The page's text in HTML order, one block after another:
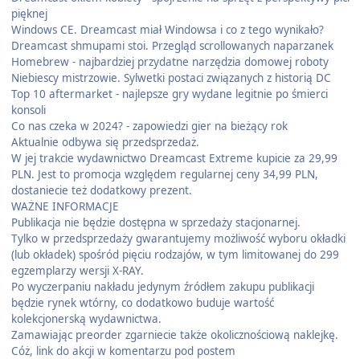
pięknej
Windows CE. Dreamcast miał Windowsa i co z tego wynikało?
Dreamcast shmupami stoi. Przegląd scrollowanych naparzanek
Homebrew - najbardziej przydatne narzędzia domowej roboty
Niebiescy mistrzowie. Sylwetki postaci związanych z historią DC
Top 10 aftermarket - najlepsze gry wydane legitnie po śmierci
konsoli
Co nas czeka w 2024? - zapowiedzi gier na bieżący rok
Aktualnie odbywa się przedsprzedaż.
W jej trakcie wydawnictwo Dreamcast Extreme kupicie za 29,99
PLN. Jest to promocja względem regularnej ceny 34,99 PLN,
dostaniecie też dodatkowy prezent.
WAŻNE INFORMACJE
Publikacja nie będzie dostępna w sprzedaży stacjonarnej.
Tylko w przedsprzedaży gwarantujemy możliwość wyboru okładki
(lub okładek) spośród pięciu rodzajów, w tym limitowanej do 299
egzemplarzy wersji X-RAY.
Po wyczerpaniu nakładu jedynym źródłem zakupu publikacji
będzie rynek wtórny, co dodatkowo buduje wartość
kolekcjonerską wydawnictwa.
Zamawiając preorder zgarniecie także okolicznościową naklejkę.
Cóż, link do akcji w komentarzu pod postem